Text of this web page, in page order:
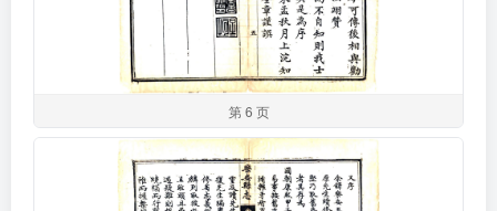
第 6 页